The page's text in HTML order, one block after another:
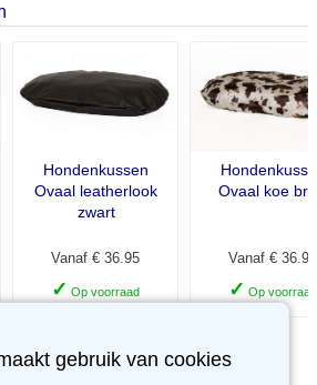
Hondenkussen
Ovaal leatherlook
zwart
Vanaf € 36.95
✓ Op voorraad
Ovaal koe
Vanaf € 36.95
✓ Op voorraad
Ovaal zwart
gebruik van cookies